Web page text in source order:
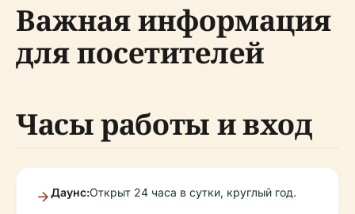
Важная информация
для посетителей
Часы работы и вход
Даунс:Открыт 24 часа в сутки, круглый год.